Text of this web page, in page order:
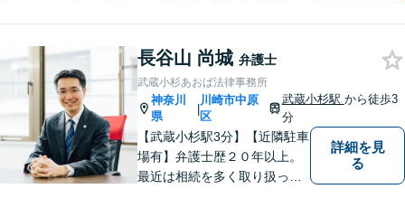
問題】不貞慰謝料請求／財産
分与・養育費など【相続】相
続手続は他士業と連携してワ
ンストップ解決
長谷山 尚城 弁護士
武蔵小杉あおば法律事務所
神奈川
県
|
川崎市中原
区
武蔵小杉駅 から徒歩3
分
【武蔵小杉駅3分】【近隣駐車
場有】弁護士歴２０年以上。
最近は相続を多く取り扱って
詳細を見
る